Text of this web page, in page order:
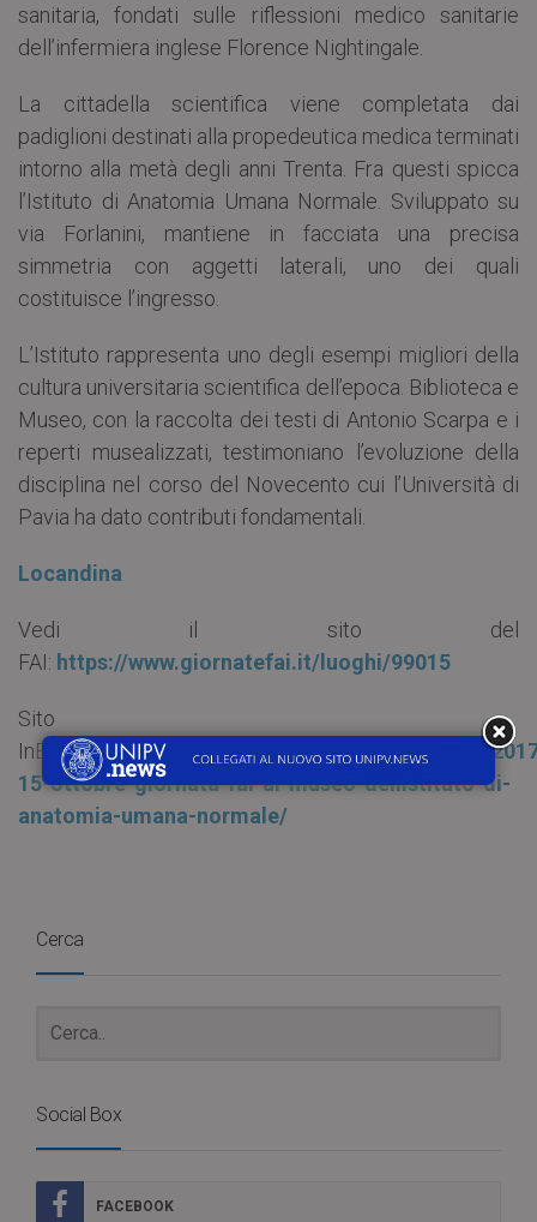
sanitaria, fondati sulle riflessioni medico sanitarie
dell’infermiera inglese Florence Nightingale.
La cittadella scientifica viene completata dai
padiglioni destinati alla propedeutica medica terminati
intorno alla metà degli anni Trenta. Fra questi spicca
l’Istituto di Anatomia Umana Normale. Sviluppato su
via Forlanini, mantiene in facciata una precisa
simmetria con aggetti laterali, uno dei quali
costituisce l’ingresso.
L’Istituto rappresenta uno degli esempi migliori della
cultura universitaria scientifica dell’epoca. Biblioteca e
Museo, con la raccolta dei testi di Antonio Scarpa e i
reperti musealizzati, testimoniano l’evoluzione della
disciplina nel corso del Novecento cui l’Università di
Pavia ha dato contributi fondamentali.
Locandina
Vedi il sito del
FAI: https://www.giornatefai.it/luoghi/99015
Sito
InBibliotecahttps://inbiblioteca.wordpress.com/
15-ottobre-giornata-fai-al-museo-dellistituto-di-
anatomia-umana-normale/
Cerca
Social Box
FACEBOOK